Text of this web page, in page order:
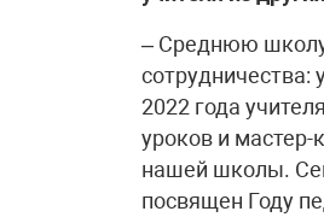
– Среднюю
сотрудничества:
2022 года
уроков и мастер-
нашей школы.
посвящен Году